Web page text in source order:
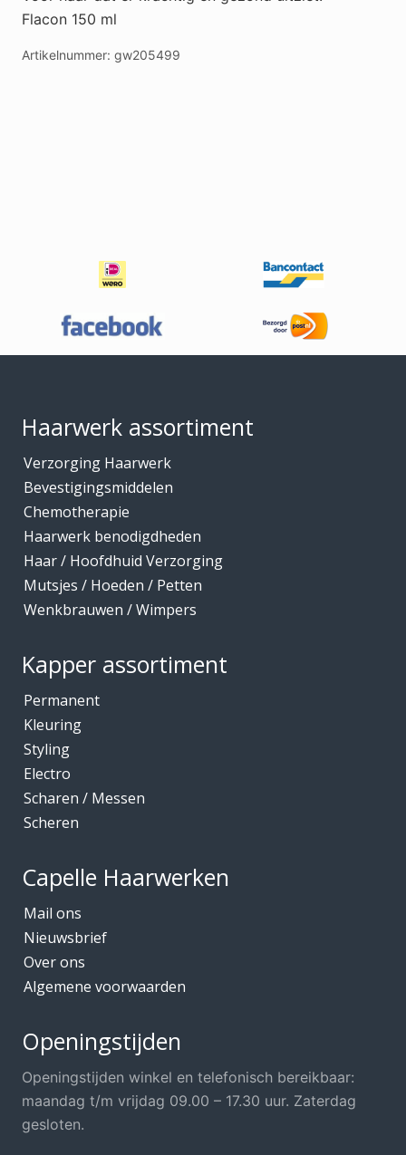
Flacon 150 ml
Artikelnummer: gw205499
Haarwerk assortiment
Verzorging Haarwerk
Bevestigingsmiddelen
Chemotherapie
Haarwerk benodigdheden
Haar / Hoofdhuid Verzorging
Mutsjes / Hoeden / Petten
Wenkbrauwen / Wimpers
Kapper assortiment
Permanent
Kleuring
Styling
Electro
Scharen / Messen
Scheren
Capelle Haarwerken
Mail ons
Nieuwsbrief
Over ons
Algemene voorwaarden
Openingstijden
Openingstijden winkel en telefonisch bereikbaar:
maandag t/m vrijdag 09.00 – 17.30 uur. Zaterdag
gesloten.